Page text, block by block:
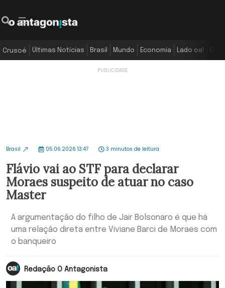
Crusoé Últimas Notícias Brasil Mundo Economia Lado oa!
Brasil 05.06.2026 13:47 3 minutos de leitura
Flávio vai ao STF para declarar
Moraes suspeito de atuar no caso
Master
A argumentação do filho de Jair Bolsonaro é que há
uma relação direta entre Viviane Barci de Moraes com
o banqueiro
Redação O Antagonista